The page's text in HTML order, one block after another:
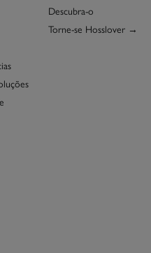
Descubra-o
Torne-se Hosslover →